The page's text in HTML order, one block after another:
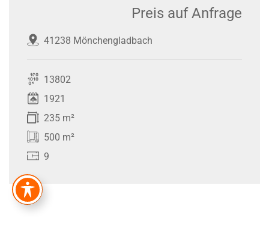
41238 Mönchengladbach
Preis auf Anfrage
13802
1921
235 m²
500 m²
9